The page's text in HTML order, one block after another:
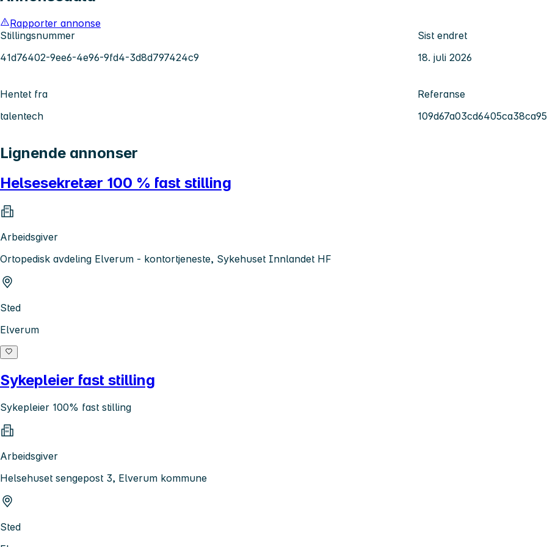
Rapporter annonse
Stillingsnummer
41d76402-9ee6-4e96-9fd4-3d8d797424c9
Sist endret
18. juli 2026
Hentet fra
talentech
Referanse
Lignende annonser
Helsesekretær 100 % fast stilling
Arbeidsgiver
Ortopedisk avdeling Elverum - kontortjeneste, Sykehuset Innlandet HF
Sted
Elverum
Sykepleier fast stilling
Sykepleier 100% fast stilling
Arbeidsgiver
Helsehuset sengepost 3, Elverum kommune
Sted